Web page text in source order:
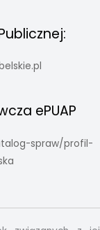
ePUAP
spraw/profil-